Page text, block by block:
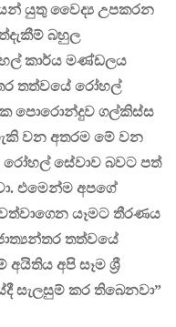
යුතු වෛද්‍ය උපකරන
බහුල
කාර්ය මණ්ඩලය
තත්වයේ රෝහල්
පොරොන්දුව ගල්කිස්ස
වන අතරම මේ වන
සේවාව බවට පත්
එමෙන්ම අපගේ
යෑමට තීරණය
තත්වයේ
අපි සෑම ශ්‍රී
සැලසුම් කර තිබෙනවා”